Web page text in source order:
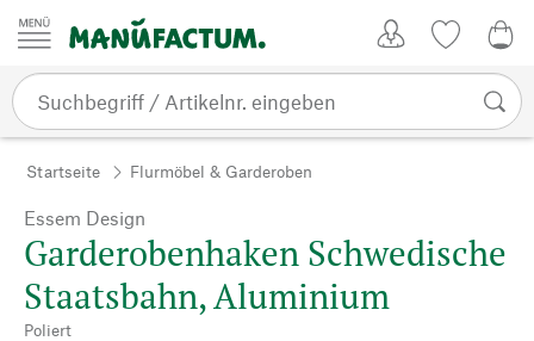
Zum Inhalt springen
Startseite Flurmöbel & Garderoben
Essem Design
Garderobenhaken Schwedische
Staatsbahn, Aluminium
Poliert